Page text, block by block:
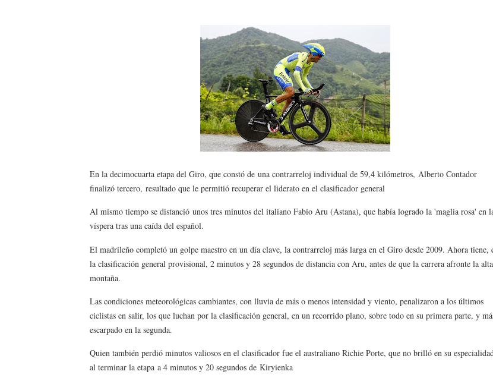
Grandes éxitos por fin para Chelsea Green, Chad Gable y Baron Corbin en
Campeonato de Europa de MTB 2026 (Monteceneri, Suiza) - Charlie
Campeonato de Europa de remo 2026 (Varese, Italia) - Rumanía, Alemania
Mundial de lacrosse femenino 2026 (Tokio, Japón) - Estados Unidos
Máxima celebración en el último Impact! con Jason Hotch como nuevo TNA
Mundial de esgrima 2026 (Hong Kong) - La delegación italiana arrasa con 4
Raquel Rodriguez es la nueva monarca Intercontinental, su primer título
Athletes Unlimited Softball League 2026 - Las Utah Talons son bicampeonas
Mundial de piragüismo slalom 2026 (Oklahoma City, Estados Unidos) -
Tour de Francia masculino 2026 - Tadej Pogacar entra en el selecto grupo
Mundial de Fórmula 1 2026 - Lando Norris consigue en Hungría su primera
Copa del Mundo femenina 2026 - Estados Unidos campeón dejando a España
Campeonato de Europa de saltos 2026 (París, Francia) - Medalla de bronce
En la decimocuarta etapa del Giro, que constó de una contrarreloj individual de 59,4 kilómetros, Alberto Contador
finalizó tercero, resultado que le permitió recuperar el liderato en el clasificador general
Al mismo tiempo se distancióunos tres minutos del italiano Fabio Aru (Astana), que había logrado la 'maglia rosa' en
víspera tras una caída del español.
El madrileño completó un golpe maestro en un día clave, la contrarreloj más larga en el Giro desde 2009. Ahora tiene,
la clasificación general provisional, 2 minutos y 28 segundos de distancia con Aru, antes de que la carrera afronte la alta
montaña.
Las condiciones meteorológicas cambiantes, con lluvia de más o menos intensidad y viento, penalizaron a los últimos
ciclistas en salir, los que luchan por la clasificación general, en un recorrido plano, sobre todo en su primera parte, y
escarpado en la segunda.
Quien también perdió minutos valiosos en el clasificador fue el australiano Richie Porte, que no brilló en su
al terminar la etapaa 4 minutos y 20 segundos de Kiryienka